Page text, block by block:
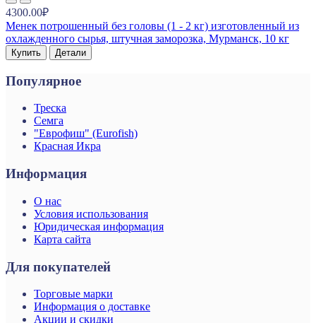
4300.00₽
Менек потрошенный без головы (1 - 2 кг) изготовленный из
охлажденного сырья, штучная заморозка, Мурманск, 10 кг
Купить Детали
Популярное
Треска
Семга
"Еврофиш" (Eurofish)
Красная Икра
Информация
О нас
Условия использования
Юридическая информация
Карта сайта
Для покупателей
Торговые марки
Информация о доставке
Акции и скидки